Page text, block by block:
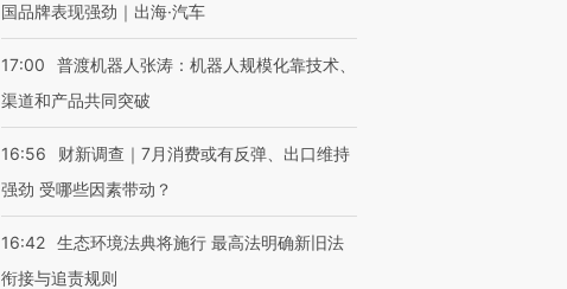
国品牌表现强劲｜出海·汽车
17:00
普渡机器人张涛：机器人规模化靠技术、
渠道和产品共同突破
16:56
财新调查｜7月消费或有反弹、出口维持
强劲 受哪些因素带动？
16:42 生态环境法典将施行 最高法明确新旧法
衔接与追责规则